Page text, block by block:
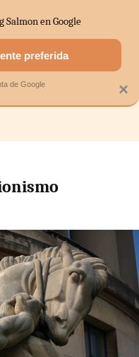
MERCADOS
×
Salmon en Google
preferida
de Google